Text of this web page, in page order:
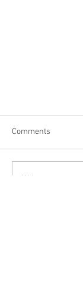
Comments
Write a comment...